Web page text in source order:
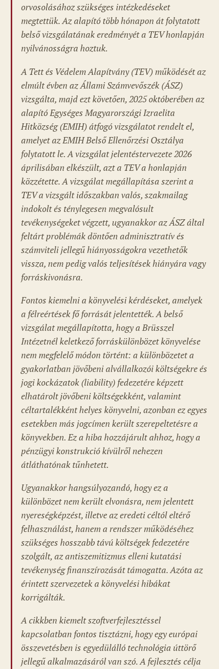
orvosolásához szükséges intézkedéseket
megtettük. Az alapító több hónapon át folytatott
belső vizsgálatának eredményét a TEV honlapján
nyilvánosságra hoztuk.
A Tett és Védelem Alapítvány (TEV) működését az
elmúlt évben az Állami Számvevőszék (ÁSZ)
vizsgálta, majd ezt követően, 2025 októberében az
alapító Egységes Magyarországi Izraelita
Hitközség (EMIH) átfogó vizsgálatot rendelt el,
amelyet az EMIH Belső Ellenőrzési Osztálya
folytatott le. A vizsgálat jelentéstervezete 2026
áprilisában elkészült, azt a TEV a honlapján
közzétette. A vizsgálat megállapítása szerint a
TEV a vizsgált időszakban valós, szakmailag
indokolt és ténylegesen megvalósult
tevékenységeket végzett, ugyanakkor az ÁSZ által
feltárt problémák döntően adminisztratív és
számviteli jellegű hiányosságokra vezethetők
vissza, nem pedig valós teljesítések hiányára vagy
forráskivonásra.
Fontos kiemelni a könyvelési kérdéseket, amelyek
a félreértések fő forrását jelentették. A belső
vizsgálat megállapította, hogy a Brüsszel
Intézetnél keletkező forráskülönbözet könyvelése
nem megfelelő módon történt: a különbözetet a
gyakorlatban jövőbeni alvállalkozói költségekre és
jogi kockázatok (liability) fedezetére képzett
elhatárolt jövőbeni költségekként, valamint
céltartalékként helyes könyvelni, azonban ez egyes
esetekben más jogcímen került szerepeltetésre a
könyvekben. Ez a hiba hozzájárult ahhoz, hogy a
pénzügyi konstrukció kívülről nehezen
átláthatónak tűnhetett.
Ugyanakkor hangsúlyozandó, hogy ez a
különbözet nem került elvonásra, nem jelentett
nyereségképzést, illetve az eredeti céltól eltérő
felhasználást, hanem a rendszer működéséhez
szükséges hosszabb távú költségek fedezetére
szolgált, az antiszemitizmus elleni kutatási
tevékenység finanszírozását támogatta. Azóta az
érintett szervezetek a könyvelési hibákat
korrigálták.
A cikkben kiemelt szoftverfejlesztéssel
kapcsolatban fontos tisztázni, hogy egy európai
összevetésben is egyedülálló technológia úttörő
jellegű alkalmazásáról van szó. A fejlesztés célja